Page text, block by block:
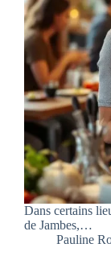
Dans certains
de Jambes,…
Pauline